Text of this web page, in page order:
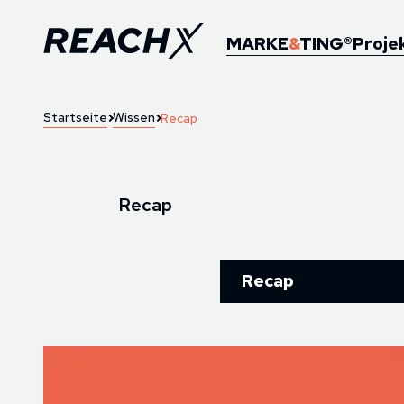
MARKE&TING®
Startseite Wissen Recap
Recap
Recap